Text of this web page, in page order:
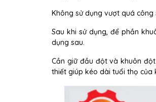
Không sử dụng vượt quá
Sau khi sử dụng, để phần
dụng sau.
Cần giữ đầu đột và khuôn
thiết giúp kéo dài tuổi thọ của